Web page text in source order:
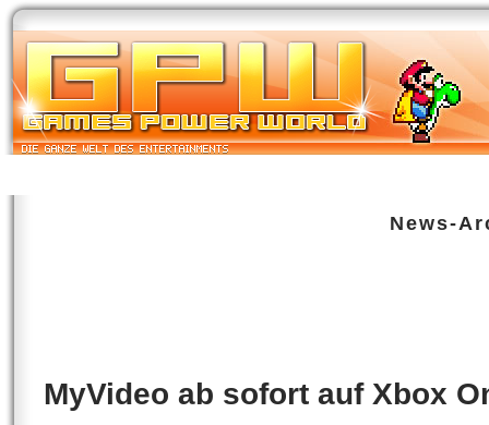
News-
MyVideo ab sofort auf Xbox